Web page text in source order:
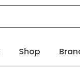
Shop